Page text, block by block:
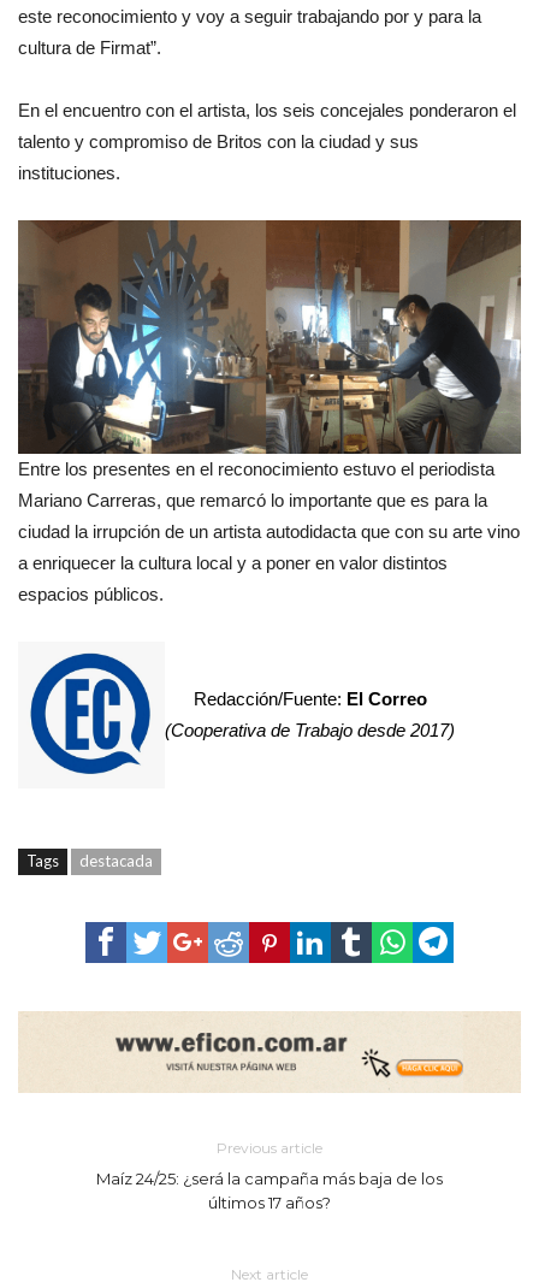
este reconocimiento y voy a seguir trabajando por y para la
cultura de Firmat”.
En el encuentro con el artista, los seis concejales ponderaron el
talento y compromiso de Britos con la ciudad y sus
instituciones.
Entre los presentes en el reconocimiento estuvo el periodista
Mariano Carreras, que remarcó lo importante que es para la
ciudad la irrupción de un artista autodidacta que con su arte vino
a enriquecer la cultura local y a poner en valor distintos
espacios públicos.
Redacción/Fuente: El Correo
(Cooperativa de Trabajo desde 2017)
Tags destacada
Previous article
Maíz 24/25: ¿será la campaña más baja de los
últimos 17 años?
Next article